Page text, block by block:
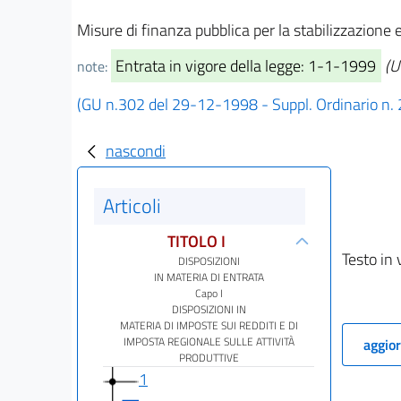
Misure di finanza pubblica per la stabilizzazione
note: Entrata in vigore della legge: 1-1-1999
(GU n.302 del 29-12-1998 - Suppl. Ordinario n.
nascondi
Articoli
TITOLO I
DISPOSIZIONI
IN MATERIA DI ENTRATA
Capo I
DISPOSIZIONI IN
MATERIA DI IMPOSTE SUI REDDITI E DI
IMPOSTA REGIONALE SULLE ATTIVITÀ
PRODUTTIVE
1
Testo in